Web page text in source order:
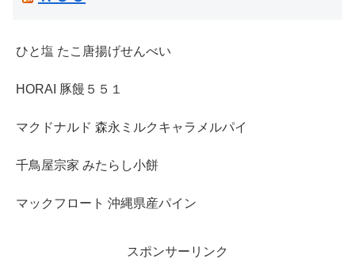
ひと塩 たこ唐揚げせんべい
HORAI 豚饅５５１
マクドナルド 森永ミルクキャラメルパイ
千鳥屋宗家 みたらし小餅
マックフロート 沖縄県産パイン
スポンサーリンク